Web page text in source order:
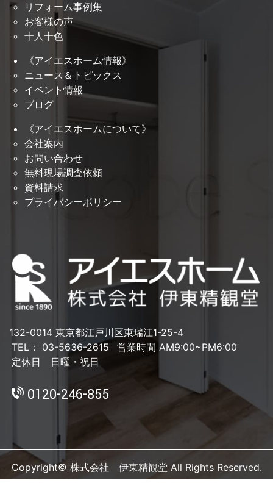
リフォーム事例集
お客様の声
十人十色
《アイエスホーム情報》
ニュース＆トピックス
イベント情報
ブログ
《アイエスホームについて》
会社案内
お問い合わせ
無料現場調査依頼
資料請求
プライバシーポリシー
132-0014 東京都江戸川区東瑞江1-25-4
TEL： 03-5636-2615
営業時間 AM9:00~PM6:00
定休日 日曜・祝日
0120-246-855
Copyright© 株式会社 伊東精観堂 All Rights Reserved.